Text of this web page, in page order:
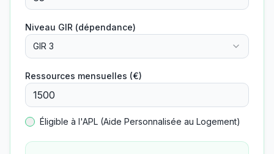
Niveau GIR (dépendance)
GIR 3
Ressources mensuelles (€)
Éligible à l'APL (Aide Personnalisée au Logement)